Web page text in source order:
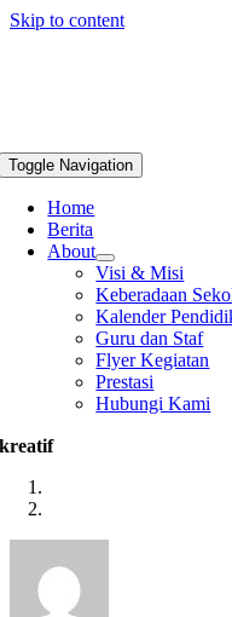
Skip to content
Toggle Navigation
Home
Berita
About
Visi & Misi
Keberadaan
Kalender
Guru dan Staf
Flyer Kegiatan
Prestasi
Hubungi Kami
kreatif